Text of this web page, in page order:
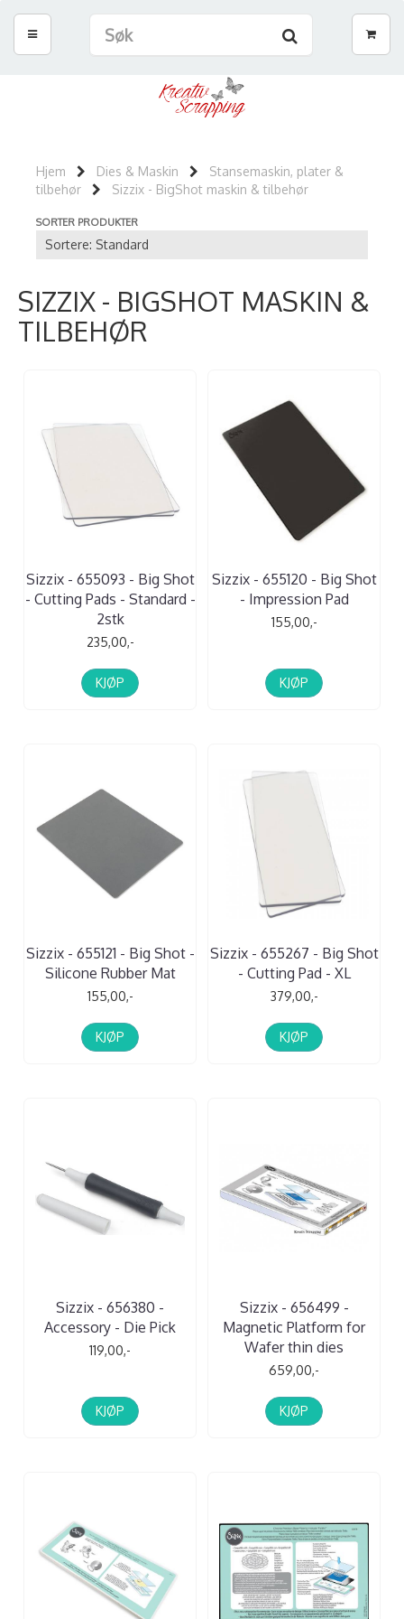
Hjem Dies & Maskin
Stansemaskin, plater &
tilbehør
Sizzix - BigShot maskin & tilbehør
SORTER PRODUKTER
SIZZIX - BIGSHOT MASKIN &
TILBEHØR
Sizzix - 655093 - Big Shot
- Cutting Pads - Standard -
2stk
235,00,-
KJØP
Sizzix - 655120 - Big Shot
- Impression Pad
155,00,-
KJØP
Sizzix - 655121 - Big Shot -
Silicone Rubber Mat
155,00,-
KJØP
Sizzix - 655267 - Big Shot
- Cutting Pad - XL
379,00,-
KJØP
Sizzix - 656380 -
Accessory - Die Pick
119,00,-
KJØP
Sizzix - 656499 -
Magnetic Platform for
Wafer thin dies
659,00,-
KJØP